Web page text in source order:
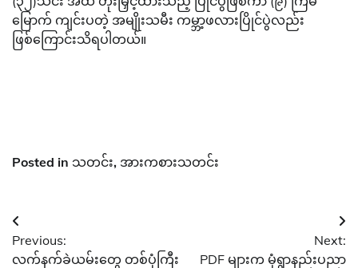
မြောက် ကျင်းပတဲ့ အမျိုးသမီး ကမ္ဘာ့ဖလားပြိုင်ပွဲလည်း
ဖြစ်ကြောင်းသိရပါတယ်။
Posted in သတင်း, အားကစားသတင်း
Post
navigation
Previous:
လက်နက်ခဲယမ်းတွေ တစ်ပုံကြီး
Next:
PDF များက မုံရွာနည်းပညာ